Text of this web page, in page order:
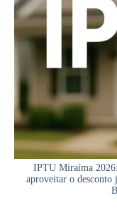
IPTU Miraíma
aproveitar o desconto